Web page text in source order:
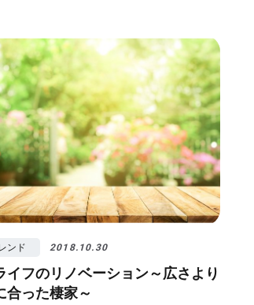
#視覚効果 #予算
ンド 2018.10.30
イフのリノベーション～広さより
合った棲家～